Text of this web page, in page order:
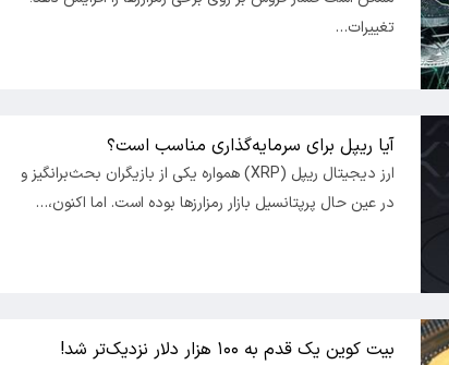
تغییرات…
آیا ریپل برای سرمایه‌گذاری مناسب است؟
ارز دیجیتال ریپل (XRP) همواره یکی از بازیگران بحث‌برانگیز و
در عین حال پرپتانسیل بازار رمزارزها بوده است. اما اکنون،…
بیت کوین یک قدم به ۱۰۰ هزار دلار نزدیک‌تر شد!